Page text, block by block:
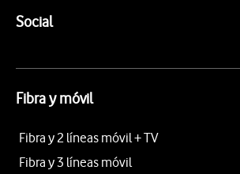
SocialEnlaces a las redes sociales de
Fibra y móvil
Fibra y 2 líneas móvil + TV
Fibra y 3 líneas móvil